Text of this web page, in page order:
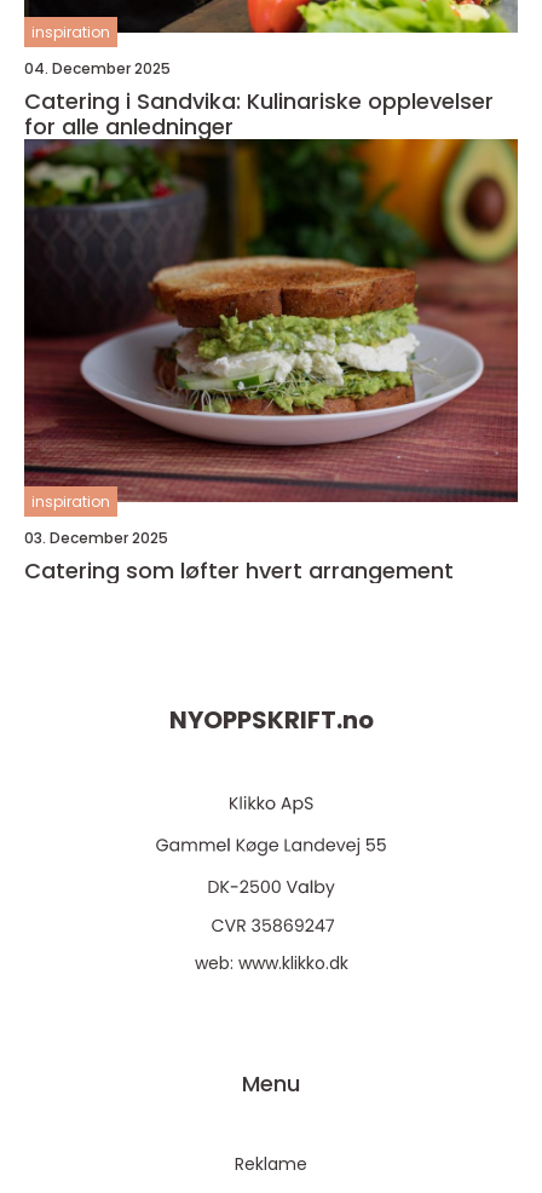
inspiration
04. December 2025
Catering i Sandvika: Kulinariske opplevelser
for alle anledninger
inspiration
03. December 2025
Catering som løfter hvert arrangement
NYOPPSKRIFT.no
web: www.klikko.dk
Menu
Reklame